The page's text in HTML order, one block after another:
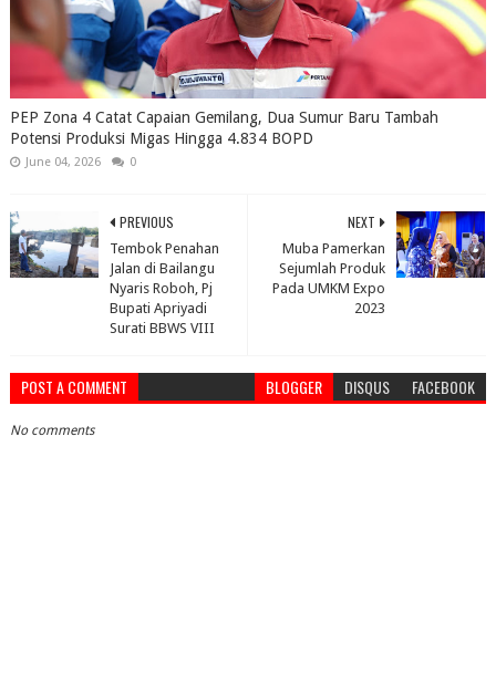
PEP Zona 4 Catat Capaian Gemilang, Dua Sumur Baru Tambah
Potensi Produksi Migas Hingga 4.834 BOPD
June 04, 2026 0
NEXT
Muba Pamerkan
Sejumlah Produk
Pada UMKM Expo
2023
PREVIOUS
Tembok Penahan
Jalan di Bailangu
Nyaris Roboh, Pj
Bupati Apriyadi
Surati BBWS VIII
POST A COMMENT BLOGGER DISQUS FACEBOOK
No comments